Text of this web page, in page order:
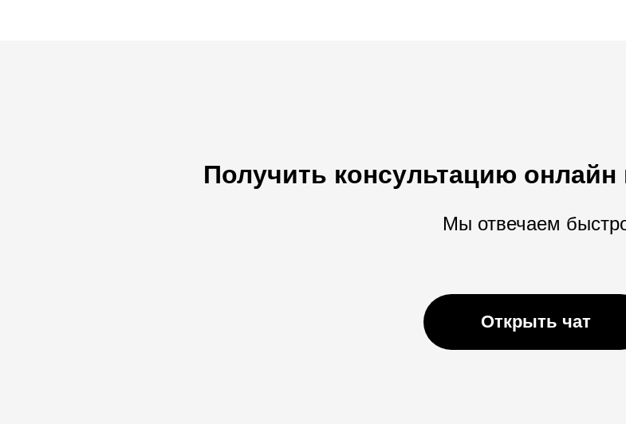
Получить консультацию
Мы отвечаем
Открыть чат